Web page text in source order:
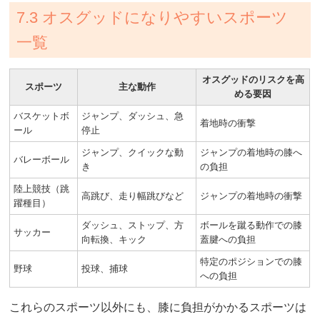
7.3 オスグッドになりやすいスポーツ
一覧
スポーツ 主な動作
オスグッドのリスクを高
める要因
バスケットボ
ール
ジャンプ、ダッシュ、急
停止
着地時の衝撃
バレーボール
ジャンプ、クイックな動
き
ジャンプの着地時の膝へ
の負担
陸上競技（跳
躍種目）
高跳び、走り幅跳びなど ジャンプの着地時の衝撃
サッカー
ダッシュ、ストップ、方
向転換、キック
ボールを蹴る動作での膝
蓋腱への負担
野球 投球、捕球
特定のポジションでの膝
への負担
これらのスポーツ以外にも、膝に負担がかかるスポーツは